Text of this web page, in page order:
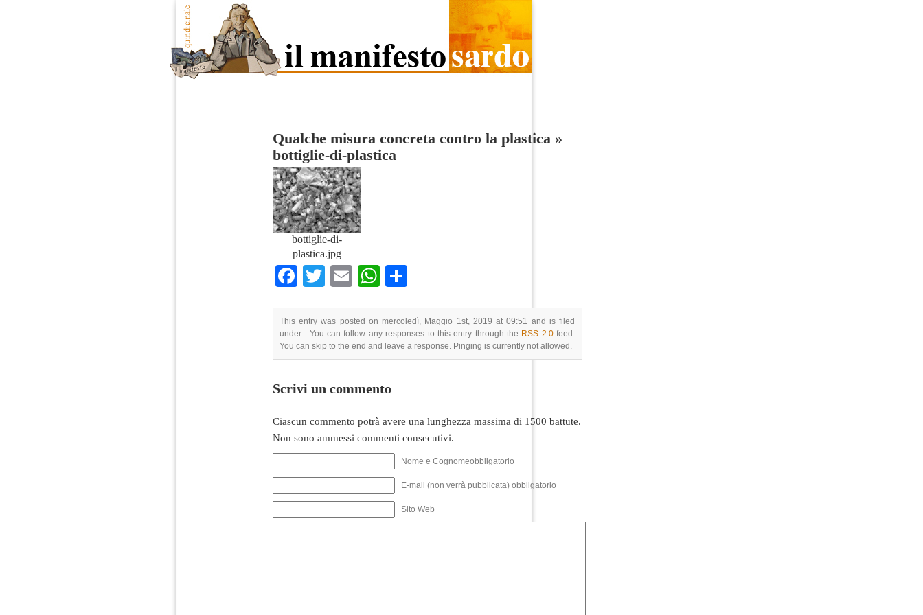
Qualche misura concreta contro la plastica »
bottiglie-di-plastica
bottiglie-di-
plastica.jpg
Facebook
TwitterEmailWhatsApp
This entry was posted on mercoledì, Maggio 1st, 2019 at 09:51 and is filed
under . You can follow any responses to this entry through the RSS 2.0feed.
You can skip to the end and leave a response. Pinging is currently not allowed.
Scrivi un commento
Ciascun commento potrà avere una lunghezza massima di 1500 battute.
Non sono ammessi commenti consecutivi.
Nome e Cognomeobbligatorio
E-mail (non verrà pubblicata) obbligatorio
Sito Web